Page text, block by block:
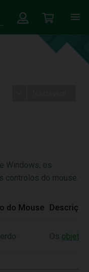
Windows, os
controlos do mouse.
do Mouse
Os